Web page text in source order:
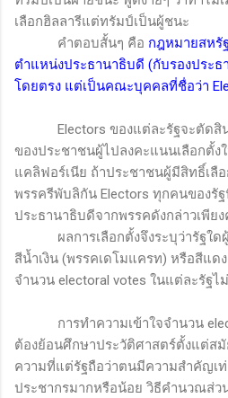
เลือกฮิลลารีแต่ทรัมป์เป็นผู้ชนะ
คำตอบสั้นๆ คือ กฎหมายสหรั
ตำแหน่งประธานาธิบดี (กับรองประ
โดยตรง แต่เป็นคณะบุคคลที่ชื่อว่า
Electors ของแต่ละรัฐจะตัดสิ
ของประชาชนผู้ไปลงคะแนนเลือกตั้ง
แคลิฟอร์เนีย ถ้าประชาชนผู้มีสิทธิ์เลื
พรรครีพับลิกัน Electors ทุกคนของรั
ประธานาธิบดีจากพรรคดังกล่าวเพียง
ผลการเลือกตั้งจึงระบุว่ารัฐใดผู้
สีน้ำเงิน (พรรคเดโมแครท) หรือสีแด
จำนวน electoral votes ในแต่ละรัฐไ
การทำความเข้าใจจำนวน
ต้องย้อนศึกษาประวัติศาสตร์ตั้งแต่ส
ความที่แต่รัฐถือว่าตนมีความสำคัญเ
ประชากรมากหรือน้อย วิธีคำนวณส่ว